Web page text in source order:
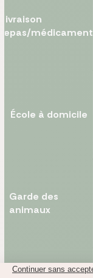
Livraison
repas/médicaments
École à domicile
Garde des
animaux